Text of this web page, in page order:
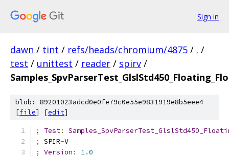
Sign in
dawn / tint / refs/heads/chromium/4875 / . /
test / unittest / reader / spirv /
blob: 89201023adcd0e0fe79c0e55e9831919e8b5eee4
[file] [edit]
; Test:
;
SPIR-V
;
Version :
1.0